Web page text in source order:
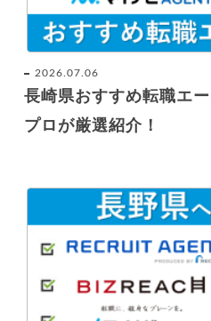
2026.07.06
長崎県おすすめ転職エ
プロが厳選紹介！